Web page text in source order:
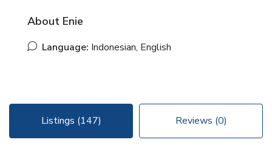
About Enie
Language: Indonesian, English
Listings (147) Reviews (0)